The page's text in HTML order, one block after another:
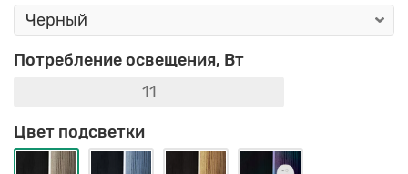
Потребление освещения, Вт
Цвет подсветки